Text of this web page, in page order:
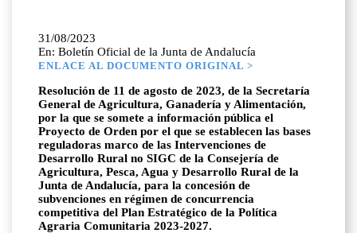
31/08/2023
En: Boletín Oficial de la Junta de Andalucía
ENLACE AL DOCUMENTO ORIGINAL >
Resolución de 11 de agosto de 2023, de la Secretaría
General de Agricultura, Ganadería y Alimentación,
por la que se somete a información pública el
Proyecto de Orden por el que se establecen las bases
reguladoras marco de las Intervenciones de
Desarrollo Rural no SIGC de la Consejería de
Agricultura, Pesca, Agua y Desarrollo Rural de la
Junta de Andalucía, para la concesión de
subvenciones en régimen de concurrencia
competitiva del Plan Estratégico de la Política
Agraria Comunitaria 2023-2027.